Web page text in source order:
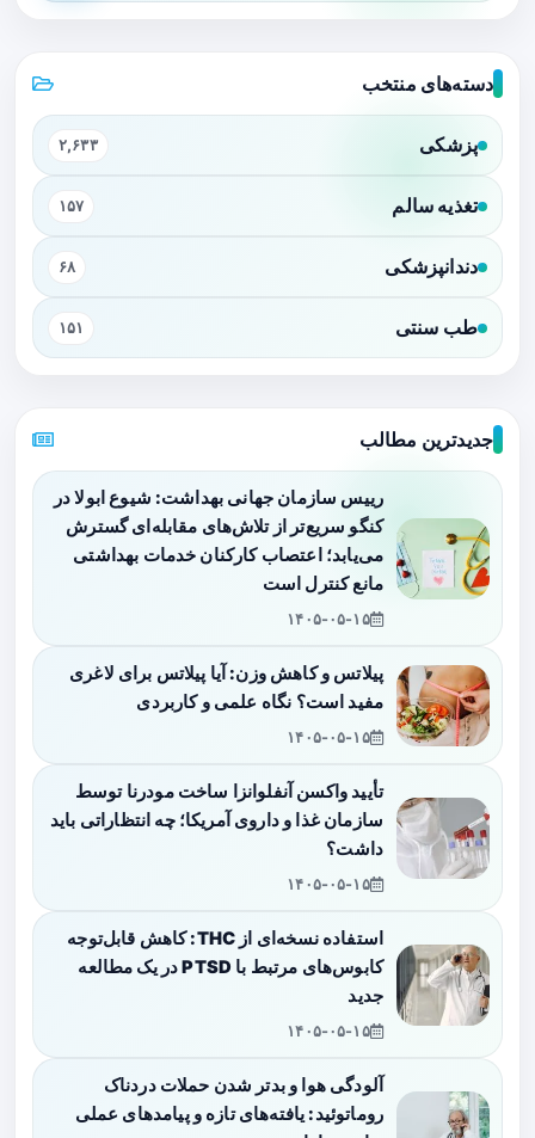
دسته‌های منتخب
پزشکی ۲,۶۳۳
تغذیه سالم ۱۵۷
دندانپزشکی ۶۸
طب سنتی ۱۵۱
جدیدترین مطالب
رییس سازمان جهانی بهداشت: شیوع ابولا در
کنگو سریع‌تر از تلاش‌های مقابله‌ای گسترش
می‌یابد؛ اعتصاب کارکنان خدمات بهداشتی
مانع کنترل است
۱۴۰۵-۰۵-۱۵
پیلاتس و کاهش وزن: آیا پیلاتس برای لاغری
مفید است؟ نگاه علمی و کاربردی
۱۴۰۵-۰۵-۱۵
تأیید واکسن آنفلوانزا ساخت مودرنا توسط
سازمان غذا و داروی آمریکا؛ چه انتظاراتی باید
داشت؟
۱۴۰۵-۰۵-۱۵
استفاده نسخه‌ای از THC: کاهش قابل‌توجه
کابوس‌های مرتبط با PTSD در یک مطالعه
جدید
۱۴۰۵-۰۵-۱۵
آلودگی هوا و بدتر شدن حملات دردناک
روماتوئید: یافته‌های تازه و پیامدهای عملی